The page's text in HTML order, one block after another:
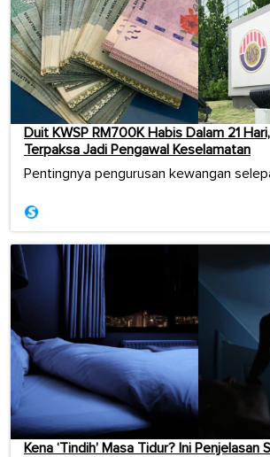
Duit KWSP RM700K Habis Dalam 21
Terpaksa Jadi Pengawal Keselamatan
Pentingnya pengurusan kewangan
Kena ‘Tindih’ Masa Tidur? Ini Penjelasan